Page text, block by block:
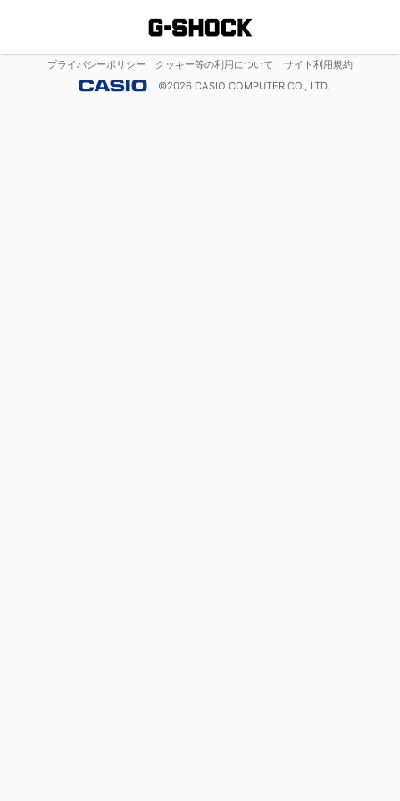
プライバシーポリシー クッキー等の利用について
サイト利用規約
©2026 CASIO COMPUTER CO., LTD.